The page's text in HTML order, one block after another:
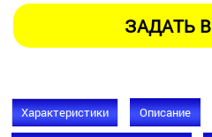
Характеристики Описание